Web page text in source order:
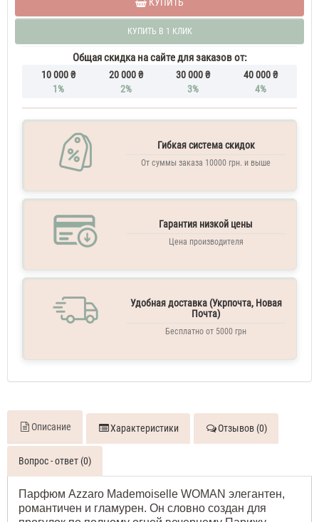
Духи
тестер
КУПИТЬ
КУПИТЬ В 1 КЛИК
Общая скидка на сайте для заказов от:
10 000 ₴
1%
20 000 ₴
2%
30 000 ₴
3%
40 000 ₴
4%
Гибкая система скидок
От суммы заказа 10000 грн. и выше
Гарантия низкой цены
Цена производителя
Удобная доставка (Укрпочта, Новая
Почта)
Бесплатно от 5000 грн
Описание Характеристики Отзывов (0)
Вопрос - ответ (0)
Парфюм Azzaro Mademoiselle WOMAN элегантен,
романтичен и гламурен. Он словно создан для